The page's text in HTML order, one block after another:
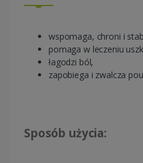
wspomaga, chroni i
pomaga w leczeniu
łagodzi ból,
zapobiega i zwalcza
Sposób użycia: